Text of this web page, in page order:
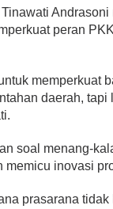
peran
memperkuat
daerah,
soal menang-
memicu inovasi
prasarana